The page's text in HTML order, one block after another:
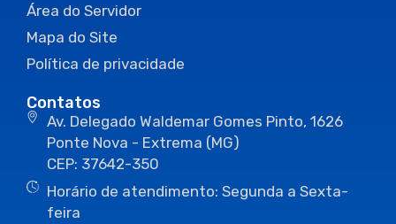
Área do Servidor
Mapa do Site
Política de privacidade
Contatos
Av. Delegado Waldemar Gomes Pinto, 1626
Ponte Nova - Extrema (MG)
CEP: 37642-350
Horário de atendimento: Segunda a Sexta-
feira